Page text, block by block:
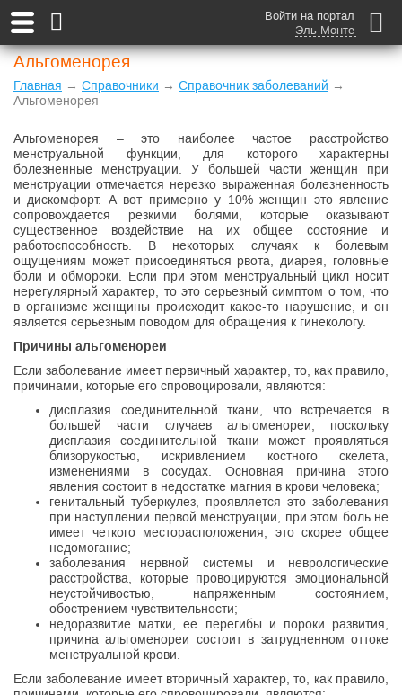
Войти на портал
Эль-Монте
Альгоменорея
Главная → Справочники → Справочник заболеваний →
Альгоменорея
Альгоменорея – это наиболее частое расстройство
менструальной функции, для которого характерны
болезненные менструации. У большей части женщин при
менструации отмечается нерезко выраженная болезненность
и дискомфорт. А вот примерно у 10% женщин это явление
сопровождается резкими болями, которые оказывают
существенное воздействие на их общее состояние и
работоспособность. В некоторых случаях к болевым
ощущениям может присоединяться рвота, диарея, головные
боли и обмороки. Если при этом менструальный цикл носит
нерегулярный характер, то это серьезный симптом о том, что
в организме женщины происходит какое-то нарушение, и он
является серьезным поводом для обращения к гинекологу.
Причины альгоменореи
Если заболевание имеет первичный характер, то, как правило,
причинами, которые его спровоцировали, являются:
дисплазия соединительной ткани, что встречается в
большей части случаев альгоменореи, поскольку
дисплазия соединительной ткани может проявляться
близорукостью, искривлением костного скелета,
изменениями в сосудах. Основная причина этого
явления состоит в недостатке магния в крови человека;
генитальный туберкулез, проявляется это заболевания
при наступлении первой менструации, при этом боль не
имеет четкого месторасположения, это скорее общее
недомогание;
заболевания нервной системы и неврологические
расстройства, которые провоцируются эмоциональной
неустойчивостью, напряженным состоянием,
обострением чувствительности;
недоразвитие матки, ее перегибы и пороки развития,
причина альгоменореи состоит в затрудненном оттоке
менструальной крови.
Если заболевание имеет вторичный характер, то, как правило,